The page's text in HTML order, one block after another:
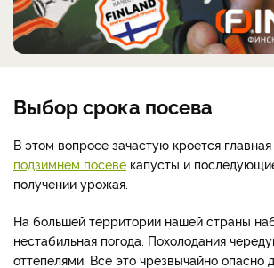
Выбор срока посева
В этом вопросе зачастую кроется
подзимнем посеве капусты и
получении урожая.
На большей территории нашей страны
нестабильная погода. Похолодания
оттепелями. Все это чрезвычайно опасно